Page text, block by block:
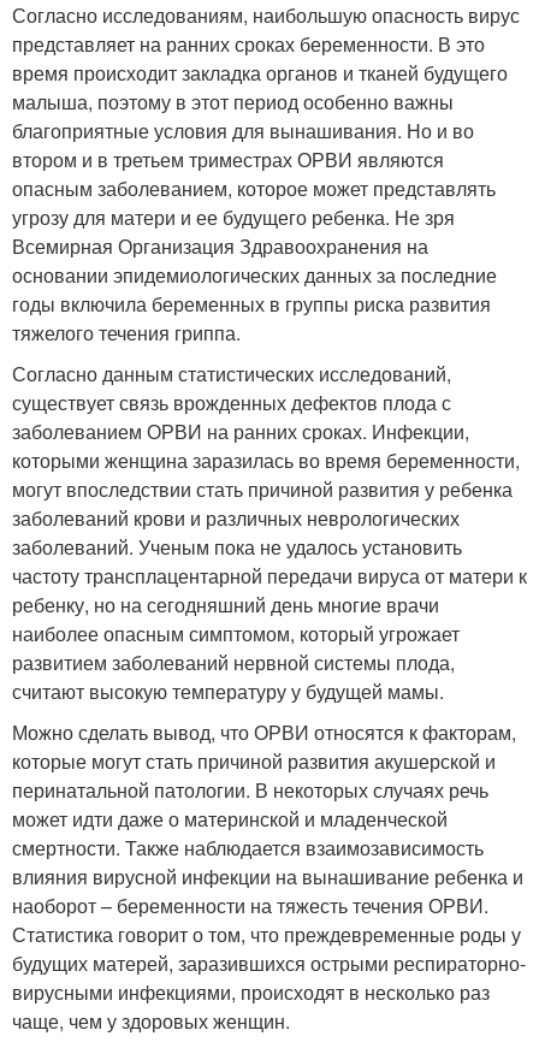
Согласно исследованиям, наибольшую опасность вирус
представляет на ранних сроках беременности. В это
время происходит закладка органов и тканей будущего
малыша, поэтому в этот период особенно важны
благоприятные условия для вынашивания. Но и во
втором и в третьем триместрах ОРВИ являются
опасным заболеванием, которое может представлять
угрозу для матери и ее будущего ребенка. Не зря
Всемирная Организация Здравоохранения на
основании эпидемиологических данных за последние
годы включила беременных в группы риска развития
тяжелого течения гриппа.
Согласно данным статистических исследований,
существует связь врожденных дефектов плода с
заболеванием ОРВИ на ранних сроках. Инфекции,
которыми женщина заразилась во время беременности,
могут впоследствии стать причиной развития у ребенка
заболеваний крови и различных неврологических
заболеваний. Ученым пока не удалось установить
частоту трансплацентарной передачи вируса от матери к
ребенку, но на сегодняшний день многие врачи
наиболее опасным симптомом, который угрожает
развитием заболеваний нервной системы плода,
считают высокую температуру у будущей мамы.
Можно сделать вывод, что ОРВИ относятся к факторам,
которые могут стать причиной развития акушерской и
перинатальной патологии. В некоторых случаях речь
может идти даже о материнской и младенческой
смертности. Также наблюдается взаимозависимость
влияния вирусной инфекции на вынашивание ребенка и
наоборот – беременности на тяжесть течения ОРВИ.
Статистика говорит о том, что преждевременные роды у
будущих матерей, заразившихся острыми респираторно-
вирусными инфекциями, происходят в несколько раз
чаще, чем у здоровых женщин.